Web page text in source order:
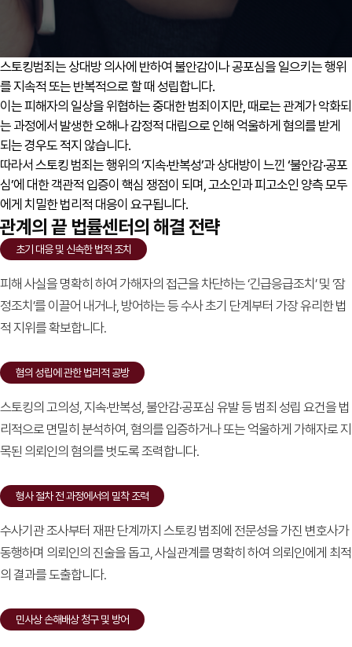
스토킹범죄는 상대방 의사에 반하여 불안감이나 공포심을 일으키는 행위
를 지속적 또는 반복적으로 할 때 성립합니다.
이는 피해자의 일상을 위협하는 중대한 범죄이지만, 때로는 관계가 악화되
는 과정에서 발생한 오해나 감정적 대립으로 인해 억울하게 혐의를 받게
되는 경우도 적지 않습니다.
따라서 스토킹 범죄는 행위의 ‘지속·반복성’과 상대방이 느낀 ‘불안감·공포
심’에 대한 객관적 입증이 핵심 쟁점이 되며, 고소인과 피고소인 양측 모두
에게 치밀한 법리적 대응이 요구됩니다.
관계의 끝 법률센터의 해결 전략
초기 대응 및 신속한 법적 조치
피해 사실을 명확히 하여 가해자의 접근을 차단하는 ‘긴급응급조치’ 및 ‘잠
정조치’를 이끌어 내거나, 방어하는 등 수사 초기 단계부터 가장 유리한 법
적 지위를 확보합니다.
혐의 성립에 관한 법리적 공방
스토킹의 고의성, 지속·반복성, 불안감·공포심 유발 등 범죄 성립 요건을 법
리적으로 면밀히 분석하여,혐의를 입증하거나 또는 억울하게 가해자로 지
목된 의뢰인의 혐의를 벗도록 조력합니다.
형사 절차 전 과정에서의 밀착 조력
수사기관 조사부터 재판 단계까지 스토킹 범죄에 전문성을 가진 변호사가
동행하며 의뢰인의 진술을 돕고,사실관계를 명확히 하여 의뢰인에게 최적
의 결과를 도출합니다.
민사상 손해배상 청구 및 방어